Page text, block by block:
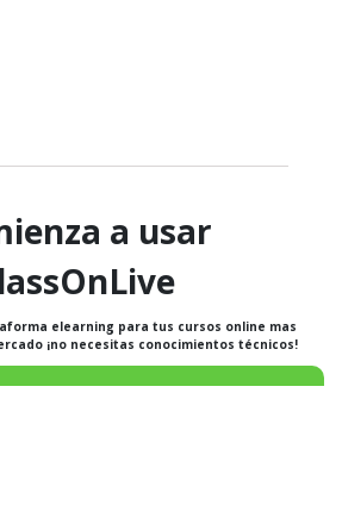
a usar
elearning para tus cursos online mas
¡no necesitas conocimientos técnicos!